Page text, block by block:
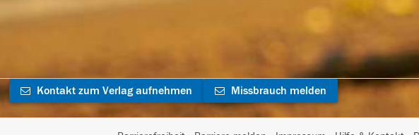
Kontakt zum Verlag aufnehmen Missbrauch melden